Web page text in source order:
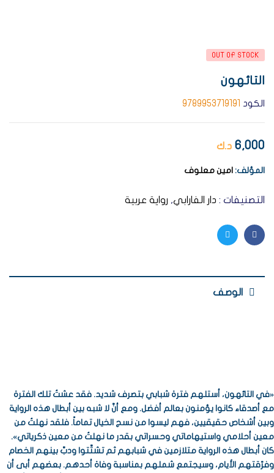
AVAILABILITY:
OUT OF STOCK
التائهون
الكود 9789953719191
6,000 د.ك
المؤلف: امين معلوف
التصنيفات : دار الفارابي, رواية عربية
Facebook
Twitter
الوصف
«في التائهون، أستلهم فترة شبابي بتصرف شديد. فقد عشتُ تلك الفترة
مع أصدقاء كانوا يؤمنون بعالم أفضل. ومع أنَّ لا شبه بين أبطال هذه الرواية
وبين أشخاص حقيقيين، فهم ليسوا من نسج الخيال تماماً. فلقد نهلتُ من
معين أحلامي واستيهاماتي وحسراتي بقدر ما نهلتُ من معين ذكرياتي».
كان أبطال هذه الرواية متلازمين في شبابهم ثم تشتَّتوا ودبَّ بينهم الخصام
وفرّقتهم الأيام، وسيجتمع شملهم بمناسبة وفاة أحدهم. بعضهم أبى أن